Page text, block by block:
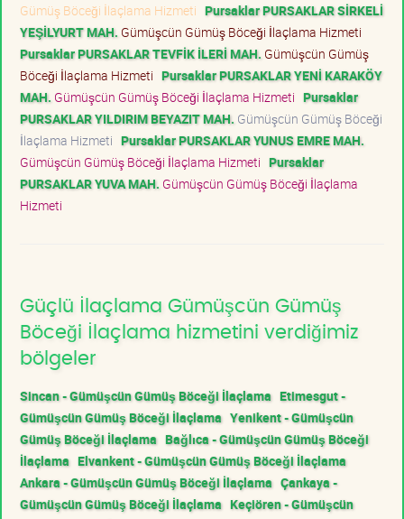
Gümüş Böceği İlaçlama Hizmeti Pursaklar PURSAKLAR SİRKELİ
YEŞİLYURT MAH. Gümüşcün Gümüş Böceği İlaçlama Hizmeti
Pursaklar PURSAKLAR TEVFİK İLERİ MAH. Gümüşcün Gümüş
Böceği İlaçlama Hizmeti Pursaklar PURSAKLAR YENİ KARAKÖY
MAH. Gümüşcün Gümüş Böceği İlaçlama Hizmeti Pursaklar
PURSAKLAR YILDIRIM BEYAZIT MAH. Gümüşcün Gümüş Böceği
İlaçlama Hizmeti Pursaklar PURSAKLAR YUNUS EMRE MAH.
Gümüşcün Gümüş Böceği İlaçlama Hizmeti Pursaklar
PURSAKLAR YUVA MAH. Gümüşcün Gümüş Böceği İlaçlama
Hizmeti
Güçlü İlaçlama Gümüşcün Gümüş
Böceği İlaçlama hizmetini verdiğimiz
bölgeler
Sincan - Gümüşcün Gümüş Böceği İlaçlama Etimesgut -
Gümüşcün Gümüş Böceği İlaçlama Yenikent - Gümüşcün
Gümüş Böceği İlaçlama Bağlıca - Gümüşcün Gümüş Böceği
İlaçlama Elvankent - Gümüşcün Gümüş Böceği İlaçlama
Ankara - Gümüşcün Gümüş Böceği İlaçlama Çankaya -
Gümüşcün Gümüş Böceği İlaçlama Keçiören - Gümüşcün